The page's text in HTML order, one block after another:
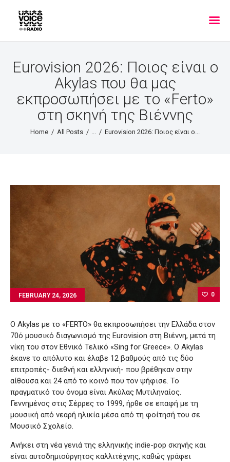
Eurovision 2026: Ποιος είναι ο
Akylas που θα μας
εκπροσωπήσει με το «Ferto»
στη σκηνή της Βιέννης
Home All Posts Eurovision 2026: Ποιος είναι ο...
FEBRUARY 24, 2026 0
Ο Akylas με το «FERTO» θα εκπροσωπήσει την Ελλάδα στον
70ό μουσικό διαγωνισμό της Eurovision στη Βιέννη, μετά τη
νίκη του στον Εθνικό Τελικό «Sing for Greece». Ο Akylas
έκανε το απόλυτο και έλαβε 12 βαθμούς από τις δύο
επιτροπές- διεθνή και ελληνική- που βρέθηκαν στην
αίθουσα και 24 από το κοινό που τον ψήφισε. Το
πραγματικό του όνομα είναι Ακύλας Μυτιληναίος.
Γεννημένος στις Σέρρες το 1999, ήρθε σε επαφή με τη
μουσική από νεαρή ηλικία μέσα από τη φοίτησή του σε
Μουσικό Σχολείο.
Ανήκει στη νέα γενιά της ελληνικής indie-pop σκηνής και
είναι αυτοδημιούργητος καλλιτέχνης, καθώς γράφει